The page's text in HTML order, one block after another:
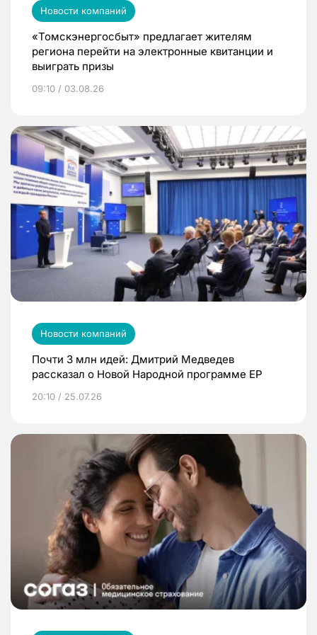
Новости компаний
«Томскэнергосбыт» предлагает жителям
региона перейти на электронные квитанции и
выиграть призы
09:10 / 03.08.26
Новости компаний
Почти 3 млн идей: Дмитрий Медведев
рассказал о Новой Народной программе ЕР
20:10 / 25.07.26